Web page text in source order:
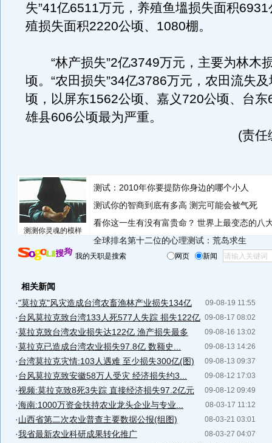
失”41亿6511万元，养殖鱼塭损失面积
殖损失面积2220公顷、1080棚。
“林产损失”2亿3749万元，主要为林木
顷。“农田损失”34亿3786万元，农田流失
顷，以屏东1562公顷、嘉义720公顷、台东
雄县606公顷最为严重。
(责任
测测你灵魂的模样
测试：2010年你要提防你身边的哪个小人
测试你的智商到底有多高 测完可能会被气死
看你这一生有没有富贵命？ 世界上最变态的八
全球排名第十二位的心理测试：荒岛求生
我的天职是搜索 网页 新闻
相关新闻
09-08-19 11:55
·"莫拉克"风灾造成台湾农畜渔林产业损失134亿
09-08-17 08:02
·台风莫拉克致台湾133人死577人失踪 损失122亿
09-08-16 13:02
·莫拉克致台湾农业损失达122亿 渔产损失最多
09-08-13 14:26
·莫拉克已造成台湾农业损失97.8亿 数额史...
09-08-13 09:37
·台湾莫拉克灾情:103人遇难 至少损失300亿(图)
09-08-12 17:03
·台风莫拉克致安徽58万人受灾 经济损失约3...
09-08-12 09:49
·视频:莫拉克致8死3失踪 直接经济损失97.2亿元
08-03-17 11:12
·海南:1000万资金扶持农业龙头企业与专业...
08-03-21 03:01
·山西省第二次农业普查主要数据公报(组图)
08-03-27 04:07
·我省最新农业科研成果转化推广